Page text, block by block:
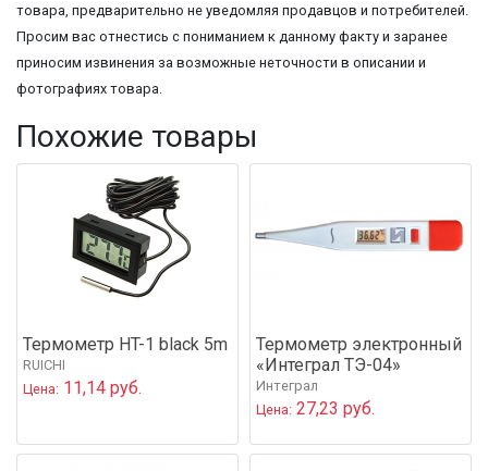
товара, предварительно не уведомляя продавцов и потребителей.
Просим вас отнестись с пониманием к данному факту и заранее
приносим извинения за возможные неточности в описании и
фотографиях товара.
Похожие товары
Термометр HT-1 black 5m
RUICHI
Цена: 11,14 руб.
Термометр электронный
«Интеграл ТЭ-04»
Интеграл
Цена: 27,23 руб.